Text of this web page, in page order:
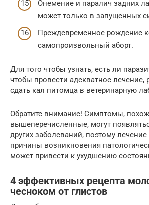
Онемение и паралич задних
может только в запущенных
Преждевременное рождение
самопроизвольный аборт.
Для того чтобы узнать, есть ли
чтобы провести адекватное лечение,
сдать кал питомца в ветеринарную
Обратите внимание! Симптомы,
вышеперечисленные, могут
других заболеваний, поэтому лечение
причины возникновения
может привести к ухудшению
4 эффективных рецепта
чесноком от глистов